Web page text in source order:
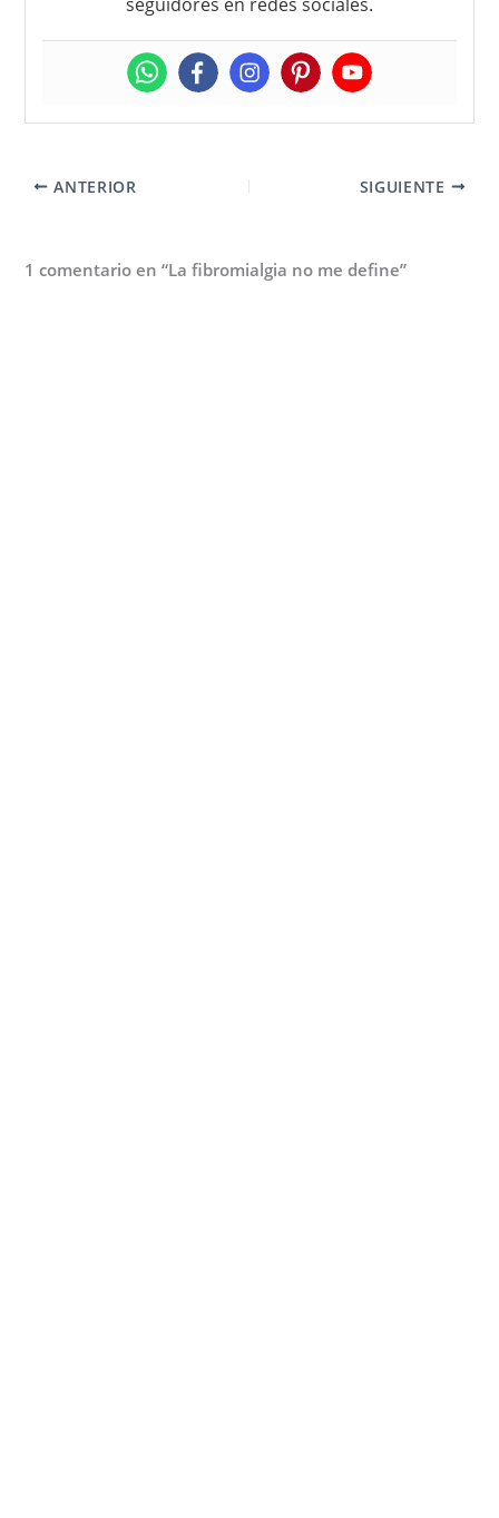
ANTERIOR SIGUIENTE
1 comentario en “La fibromialgia no me define”